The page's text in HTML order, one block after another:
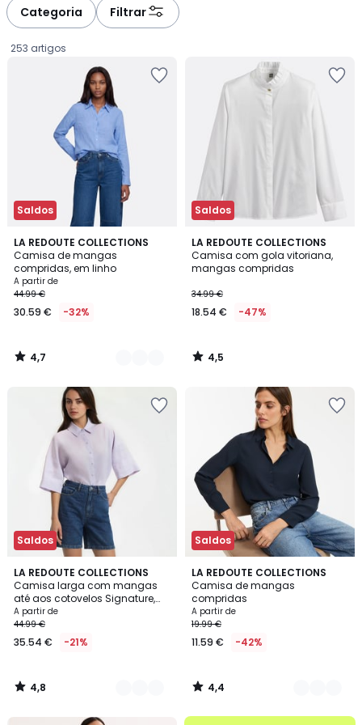
Categoria Filtrar
253 artigos
Saldos
LA REDOUTE COLLECTIONS
Camisa de mangas
compridas, em linho
Preço
a
partir
30.59
€
desconto
aplicado.
A partir de
44.99 €
30.59 € -32%
4,7
/ 5
3
Cores
4,7
/
Saldos
LA REDOUTE COLLECTIONS
Camisa com gola vitoriana,
mangas compridas
34.99 €
18.54 € -47%
4,5
/ 5
4,5
/
Saldos
LA REDOUTE COLLECTIONS
Camisa larga com mangas
até aos cotovelos Signature,
em linho, AMBRE
A partir de
44.99 €
35.54 € -21%
4,8
/ 5
3
Cores
4,8
/
Saldos
LA REDOUTE COLLECTIONS
Camisa de mangas
compridas
A partir de
19.99 €
11.59 € -42%
4,4
/ 5
3
Cores
4,4
/